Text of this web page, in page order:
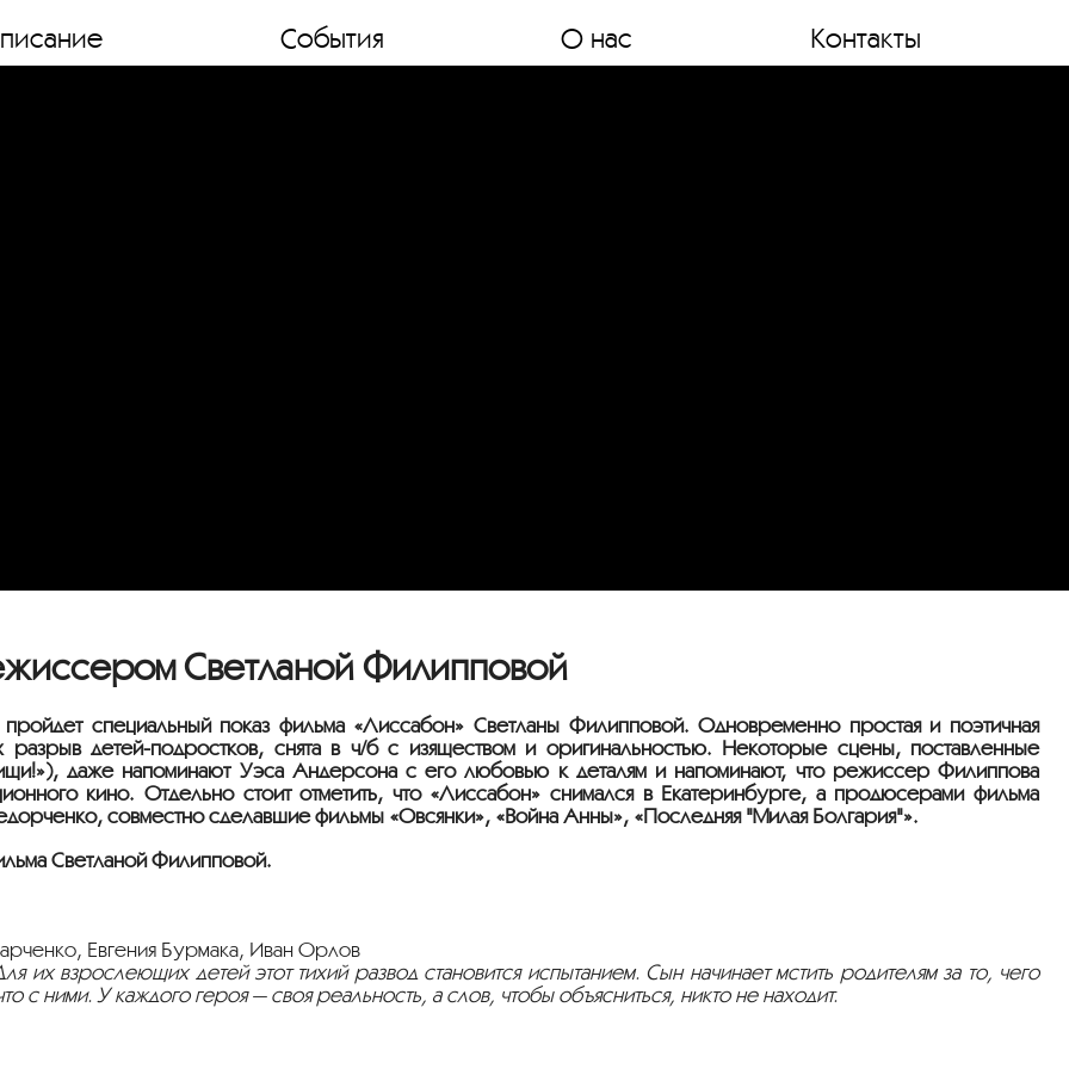
События О нас Контакты
Светланой Филипповой
специальный показ фильма «Лиссабон» Светланы Филипповой. Одновременно простая и поэтичная
разрывдетей-подростков, снята в ч/бс изяществом и оригинальностью. Некоторые сцены, поставленные
даже напоминают Уэса Андерсона с его любовью к деталям и напоминают, что режиссер Филиппова
кино. Отдельно стоит отметить, что «Лиссабон» снимался в Екатеринбурге, а продюсерами фильма
совместно сделавшие фильмы «Овсянки», «Война Анны», «Последняя "Милая Болгария"».
Светланой Филипповой.
Евгения Бурмака, Иван Орлов
их взрослеющих детей этот тихий развод становится испытанием. Сын начинает мстить родителям за то, чего
с ними. У каждого героя — своя реальность, а слов, чтобы объясниться, никто не находит.